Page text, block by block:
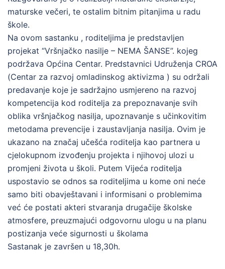
maturske večeri, te ostalim bitnim pitanjima u radu
škole.
Na ovom sastanku , roditeljima je predstavljen
projekat “Vršnjačko nasilje – NEMA ŠANSE”. kojeg
podržava Općina Centar. Predstavnici Udruženja CROA
(Centar za razvoj omladinskog aktivizma ) su održali
predavanje koje je sadržajno usmjereno na razvoj
kompetencija kod roditelja za prepoznavanje svih
oblika vršnjačkog nasilja, upoznavanje s učinkovitim
metodama prevencije i zaustavljanja nasilja. Ovim je
ukazano na značaj učešća roditelja kao partnera u
cjelokupnom izvođenju projekta i njihovoj ulozi u
promjeni života u školi. Putem Vijeća roditelja
uspostavio se odnos sa roditeljima u kome oni neće
samo biti obavještavani i informisani o problemima
već će postati akteri stvaranja drugačije školske
atmosfere, preuzmajući odgovornu ulogu u na planu
postizanja veće sigurnosti u školama
Sastanak je završen u 18,30h.